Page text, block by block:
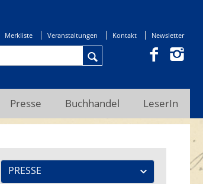
Merkliste Veranstaltungen Kontakt Newsletter
Presse Buchhandel LeserIn
PRESSE